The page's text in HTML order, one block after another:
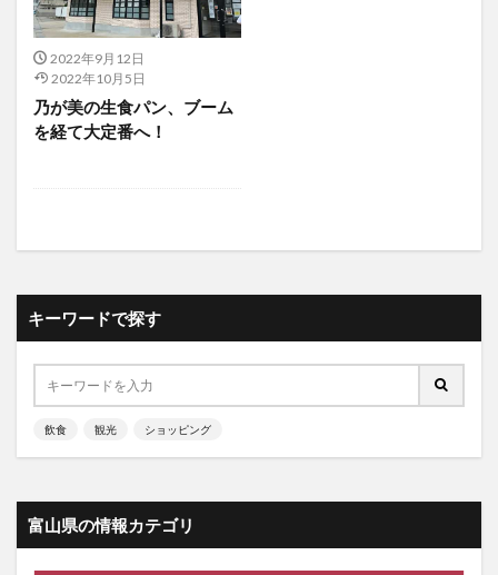
2022年9月12日
2022年10月5日
乃が美の生食パン、ブーム
を経て大定番へ！
キーワードで探す
飲食 観光 ショッピング
富山県の情報カテゴリ